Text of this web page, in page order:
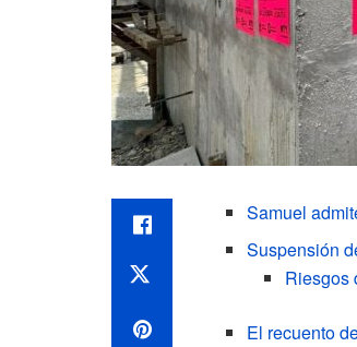
Samuel
Suspensión
Riesgos
El recuento